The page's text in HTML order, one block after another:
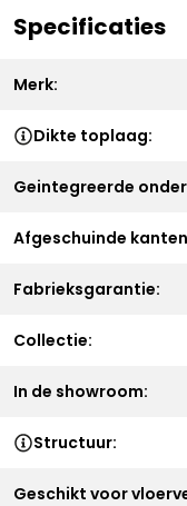
Specificaties
Merk:
Dikte toplaag:
Geintegreerde
Afgeschuinde
Fabrieksgarantie:
Collectie:
In de showroom:
Structuur:
Geschikt voor